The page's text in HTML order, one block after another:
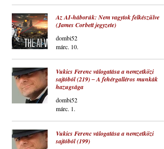
Az AI-háborúk: Nem vagytok felkészülve
(James Corbett jegyzete)
dombi52
márc. 10.
Vukics Ferenc válogatása a nemzetközi
sajtóból (219) ‒ A fehérgalléros munkák
hazugsága
dombi52
márc. 1.
Vukics Ferenc válogatása a nemzetközi
sajtóból (199)